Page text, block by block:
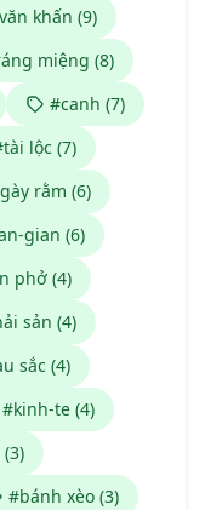
khấn (9)
miệng (8)
#canh (7)
lộc (7)
rằm (6)
gian (6)
phở (4)
sản (4)
sắc (4)
#kinh-te (4)
#bánh xèo (3)